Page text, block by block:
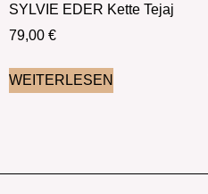
SYLVIE EDER Kette Tejaj
79,00 €
WEITERLESEN